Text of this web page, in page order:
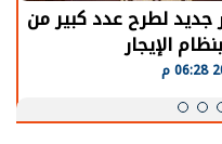
لطرح عدد كبير من
الإيجار